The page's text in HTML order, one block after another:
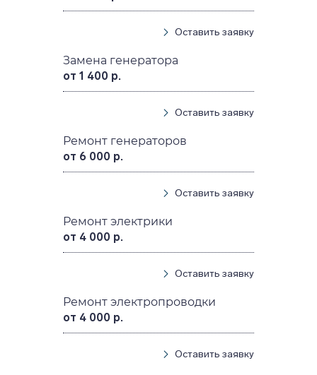
Оставить заявку
Замена генератора
от 1 400 р.
Оставить заявку
Ремонт генераторов
от 6 000 р.
Оставить заявку
Ремонт электрики
от 4 000 р.
Оставить заявку
Ремонт электропроводки
от 4 000 р.
Оставить заявку